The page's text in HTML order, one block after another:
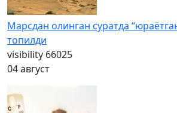
Марсдан олинган суратда
топилди
visibility 66025
04 август